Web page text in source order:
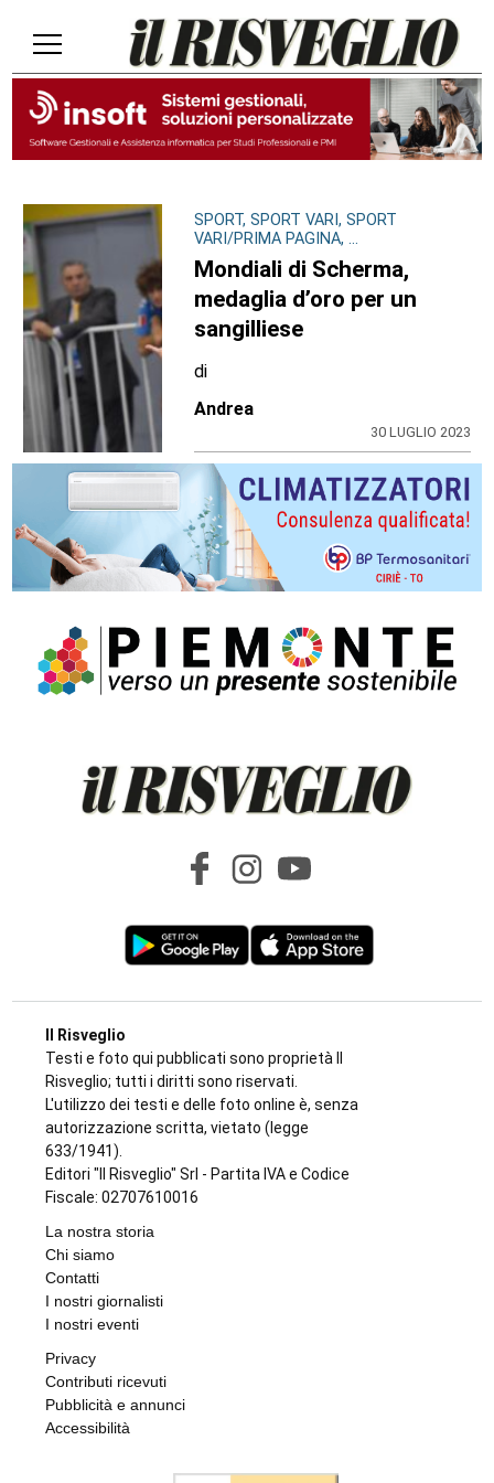
SPORT, SPORT VARI, SPORT
VARI/PRIMA PAGINA, ...
Mondiali di Scherma,
medaglia d’oro per un
sangilliese
di
Andrea
30 LUGLIO 2023
Il Risveglio
Testi e foto qui pubblicati sono proprietà Il
Risveglio; tutti i diritti sono riservati.
L'utilizzo dei testi e delle foto online è, senza
autorizzazione scritta, vietato (legge
633/1941).
Editori "Il Risveglio" Srl - Partita IVA e Codice
Fiscale: 02707610016
La nostra storia
Chi siamo
Contatti
I nostri giornalisti
I nostri eventi
Privacy
Contributi ricevuti
Pubblicità e annunci
Accessibilità